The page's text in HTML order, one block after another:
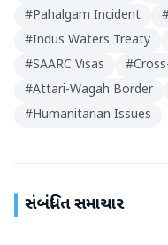
#Pahalgam Incident
#Indus Waters Treaty
#SAARC Visas #
#Attari-Wagah Border
#Humanitarian Issues
સંબંધિત સમાચાર